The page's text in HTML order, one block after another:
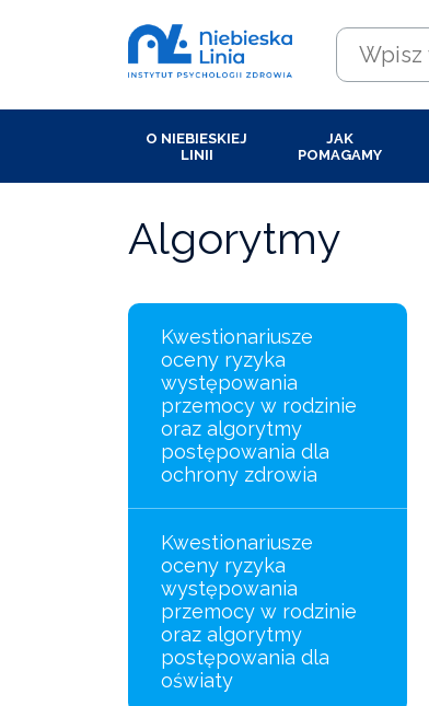
O NIEBIESKIEJ
LINII
JAK
POMAGAMY
Algorytmy
Kwestionariusze
oceny ryzyka
występowania
przemocy w rodzinie
oraz algorytmy
postępowania dla
ochrony zdrowia
Kwestionariusze
oceny ryzyka
występowania
przemocy w rodzinie
oraz algorytmy
postępowania dla
oświaty